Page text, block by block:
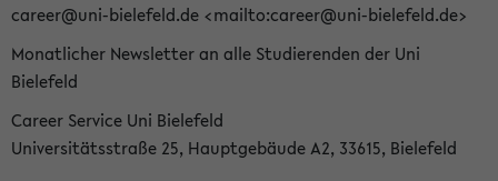
career@uni-bielefeld.de <mailto:career@uni-bielefeld.de>
Monatlicher Newsletter an alle Studierenden der Uni
Bielefeld
Career Service Uni Bielefeld
Universitätsstraße 25, Hauptgebäude A2, 33615, Bielefeld